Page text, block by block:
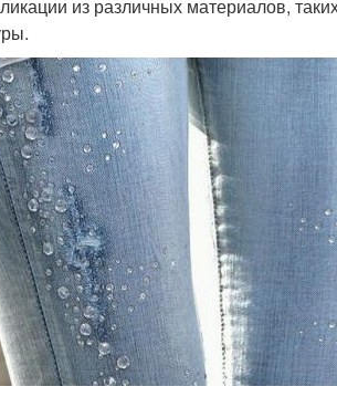
из различных материалов,